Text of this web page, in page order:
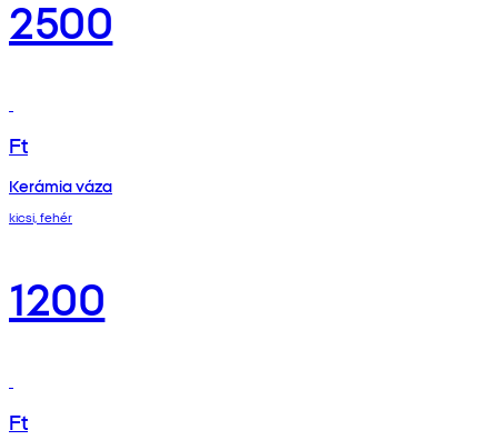
2500
Ft
Kerámia váza
kicsi, fehér
1200
Ft